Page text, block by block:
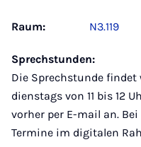
Raum: N3.119
Sprechstunden:
Die Sprechstunde findet
dienstags von 11 bis 12
vorher per E-mail an.
Termine im digitalen